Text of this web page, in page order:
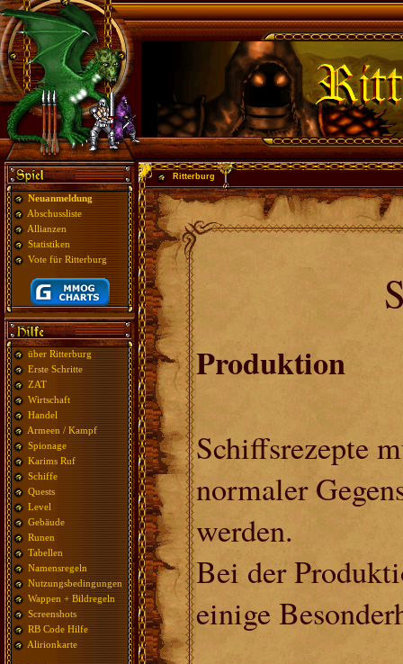
Neuanmeldung
Abschussliste
Allianzen
Statistiken
Vote für Ritterburg
über Ritterburg
Erste Schritte
ZAT
Wirtschaft
Handel
Armeen / Kampf
Spionage
Karims Ruf
Schiffe
Quests
Level
Gebäude
Runen
Tabellen
Namensregeln
Nutzungsbedingungen
Wappen + Bildregeln
Screenshots
RB Code Hilfe
Alirionkarte
Ritterburg
Produktion
Schiffsrezepte
normaler
werden.
Bei der
einige